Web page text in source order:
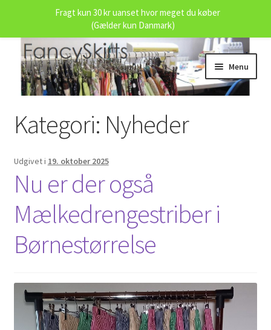
Spring
til
navigation
Spring
til
indhold
Menu
Målskema
Handelsvilkår
Persondata Politik
Kategori: Nyheder
Udgivet i 19. oktober 2025
Nu er der også
Mælkedrengestriber i
Børnestørrelse
Fragt kun 30 kr uanset hvor meget du køber
(Gælder kun Danmark)